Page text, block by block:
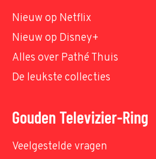
Nieuw op Netflix
Nieuw op Disney+
Alles over Pathé Thuis
De leukste collecties
Gouden Televizier-Ring
Veelgestelde vragen